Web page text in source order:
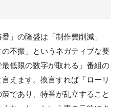
」の隆盛は「制作費削減」
の不振」というネガティブな要
低限の数字が取れる」番組の
えます。換言すれば「ローリ
であり、特番が乱立すること